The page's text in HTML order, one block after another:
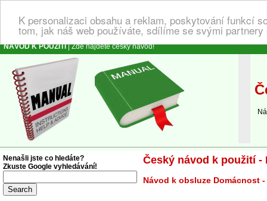
K personalizaci obsahu a reklam, poskytování funkcí
tom, jak náš web používáte, sdílíme se svými
NÁVOD K POUŽITÍ| Zde najdete český návod!
Český návod k použití
Návod k obsluze Domácnost
Nenašli jste co hledáte?
Zkuste Google vyhledávání!